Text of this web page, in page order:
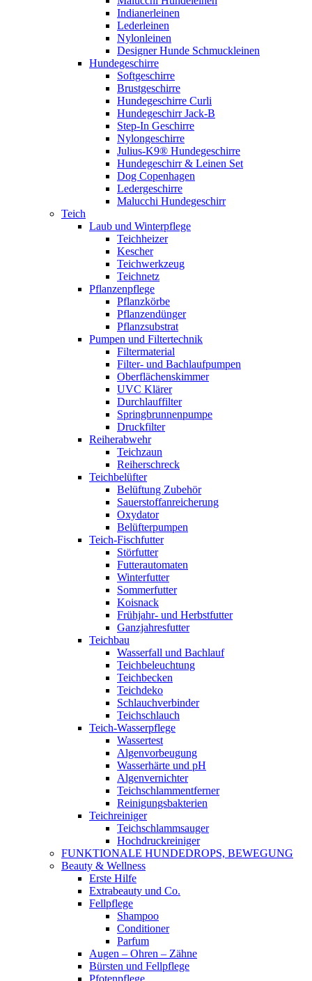
Indianerleinen
Lederleinen
Nylonleinen
Designer Hunde Schmuckleinen
Hundegeschirre
Softgeschirre
Brustgeschirre
Hundegeschirre Curli
Hundegeschirr Jack-B
Step-In Geschirre
Nylongeschirre
Julius-K9® Hundegeschirre
Hundegeschirr & Leinen Set
Dog Copenhagen
Ledergeschirre
Malucchi Hundegeschirr
Teich
Laub und Winterpflege
Teichheizer
Kescher
Teichwerkzeug
Teichnetz
Pflanzenpflege
Pflanzkörbe
Pflanzendünger
Pflanzsubstrat
Pumpen und Filtertechnik
Filtermaterial
Filter- und Bachlaufpumpen
Oberflächenskimmer
UVC Klärer
Durchlauffilter
Springbrunnenpumpe
Druckfilter
Reiherabwehr
Teichzaun
Reiherschreck
Teichbelüfter
Belüftung Zubehör
Sauerstoffanreicherung
Oxydator
Belüfterpumpen
Teich-Fischfutter
Störfutter
Futterautomaten
Winterfutter
Sommerfutter
Koisnack
Frühjahr- und Herbstfutter
Ganzjahresfutter
Teichbau
Wasserfall und Bachlauf
Teichbeleuchtung
Teichbecken
Teichdeko
Schlauchverbinder
Teichschlauch
Teich-Wasserpflege
Wassertest
Algenvorbeugung
Wasserhärte und pH
Algenvernichter
Teichschlammentferner
Reinigungsbakterien
Teichreiniger
Teichschlammsauger
Hochdruckreiniger
FUNKTIONALE HUNDEDROPS, BEWEGUNG
Beauty & Wellness
Erste Hilfe
Extrabeauty und Co.
Fellpflege
Shampoo
Conditioner
Parfum
Augen – Ohren – Zähne
Bürsten und Fellpflege
Pfotenpflege